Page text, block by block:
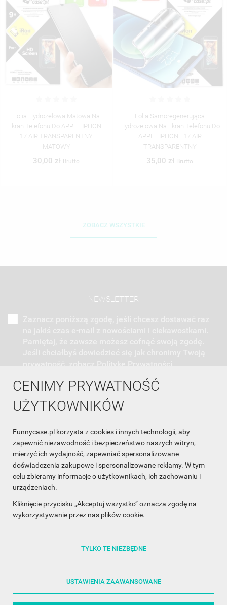
CENIMY PRYWATNOŚĆ
UŻYTKOWNIKÓW
Funnycase.pl korzysta z cookies i innych technologii, aby
zapewnić niezawodność i bezpieczeństwo naszych witryn,
mierzyć ich wydajność, zapewniać spersonalizowane
doświadczenia zakupowe i spersonalizowane reklamy. W tym
celu zbieramy informacje o użytkownikach, ich zachowaniu i
urządzeniach.
Kliknięcie przycisku „Akceptuj wszystko” oznacza zgodę na
wykorzystywanie przez nas plików cookie.
TYLKO TE NIEZBĘDNE
USTAWIENIA ZAAWANSOWANE
Folia Hydrożelowa Matowa Na
Ekran Telefonu Do APPLE IPHONE
17 AIR TRANSPARENTNY
MATOWY
30,00 zł Brutto
Folia Samoregenerująca
Hydrożelowa Na Ekran Telefonu Do
APPLE IPHONE 17 AIR
TRANSPARENTNY
35,00 zł Brutto
ZOBACZ WSZYSTKIE
NEWSLETTER
INFORMACJA O SKLEPIE
INFORMACJE
OBSŁUGA KLIENTA
WSPÓŁPRACA
ŚLEDŹ NAS NA FACEBOOKU
Made with❤in Poland